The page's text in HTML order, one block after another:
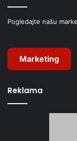
Pogledajte našu
Marketing
Reklama